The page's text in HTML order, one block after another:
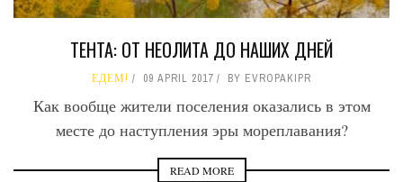
ТЕНТА: ОТ НЕОЛИТА ДО НАШИХ ДНЕЙ
ЕДЕМ! 09 APRIL 2017 BY EVROPAKIPR
Как вообще жители поселения оказались в этом
месте до наступления эры мореплавания?
READ MORE